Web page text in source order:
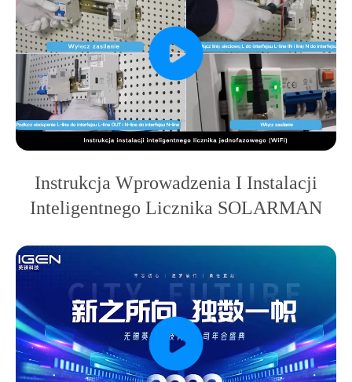
Instrukcja Wprowadzenia I Instalacji
Inteligentnego Licznika SOLARMAN